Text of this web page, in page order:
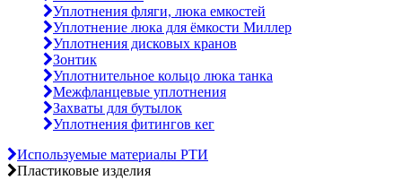
Уплотнения фляги, люка емкостей
Уплотнение люка для ёмкости Миллер
Уплотнения дисковых кранов
Зонтик
Уплотнительное кольцо люка танка
Межфланцевые уплотнения
Захваты для бутылок
Уплотнения фитингов кег
Используемые материалы РТИ
Пластиковые изделия